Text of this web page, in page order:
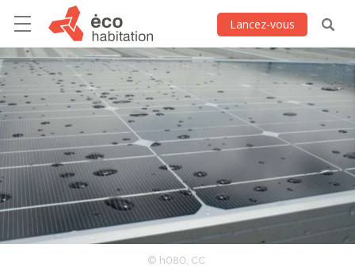
Lancez-vous
© h080, CC